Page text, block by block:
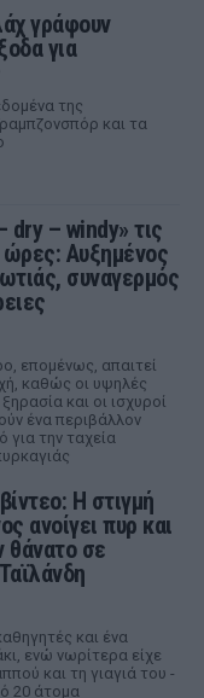
γράφουν
για
της
και τα
dry – windy» τις
Αυξημένος
συναγερμός
επομένως, απαιτεί
καθώς οι υψηλές
και οι ισχυροί
ένα περιβάλλον
για την ταχεία
Η στιγμή
ανοίγει πυρ και
θάνατο σε
και ένα
ενώ νωρίτερα είχε
και τη γιαγιά του -
20 άτομα